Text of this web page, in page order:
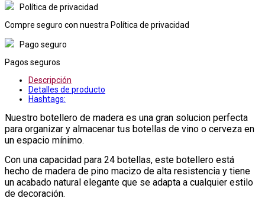
Política de privacidad
Compre seguro con nuestra Política de privacidad
Pago seguro
Pagos seguros
Descripción
Detalles de producto
Hashtags:
Nuestro botellero de madera es una gran solucion perfecta
para organizar y almacenar tus botellas de vino o cerveza en
un espacio mínimo.
Con una capacidad para 24 botellas, este botellero está
hecho de madera de pino macizo de alta resistencia y tiene
un acabado natural elegante que se adapta a cualquier estilo
de decoración.